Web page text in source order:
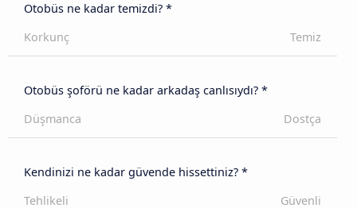
Otobüs ne kadar temizdi? *
Korkunç
Temiz
Otobüs şoförü ne kadar arkadaş canlısıydı? *
Düşmanca
Dostça
Kendinizi ne kadar güvende hissettiniz? *
Tehlikeli
Güvenli